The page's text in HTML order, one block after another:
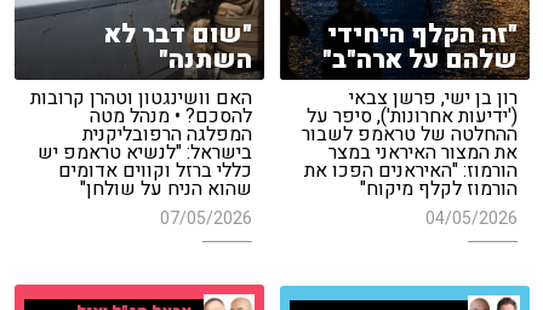
"שום דבר לא
השתנה"
האם וושינגטון וטהרן קרובות
להסכם? • מנהל מטה
המפלגה הרפובליקנית
בישראל: "לנשיא טראמפ יש
כללי ברזל וקווים אדומים
שהוא הניח על שולחן"
07/05/2026
"זה הקלף היחידי
שלהם על ארה"ב"
רון בן ישי, פרשן צבאי
('ידיעות אחרונות'), סיפר על
ההחלטה של טראמפ לשבור
את המצור האיראני במצר
הורמוז: "האיראנים הפכו את
הורמוז לקלף מיקוח"
04/05/2026